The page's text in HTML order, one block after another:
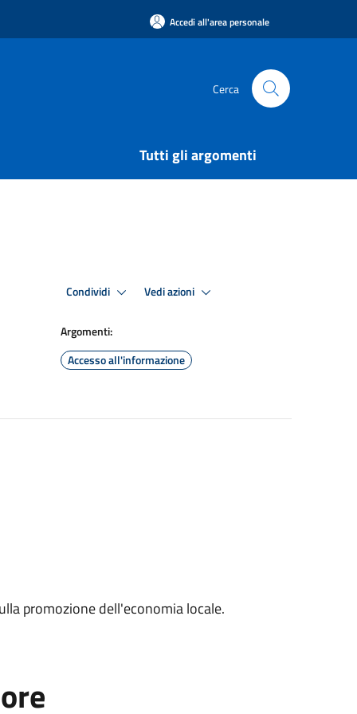
Accedi all'area personale
Cerca
Tutti gli argomenti
Condividi Vedi azioni
Argomenti:
Accesso all'informazione
promozione dell'economia locale.